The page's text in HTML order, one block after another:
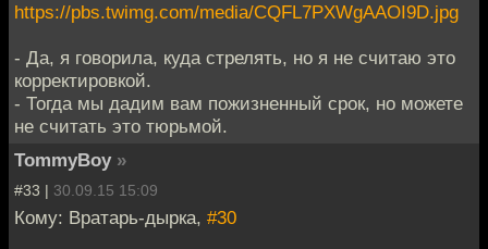
https://pbs.twimg.com/media/CQFL7PXWgAAOI9D.jpg
- Да, я говорила, куда стрелять, но я не считаю это
корректировкой.
- Тогда мы дадим вам пожизненный срок, но можете
не считать это тюрьмой.
TommyBoy »
#33 | 30.09.15 15:09
Кому: Вратарь-дырка, #30